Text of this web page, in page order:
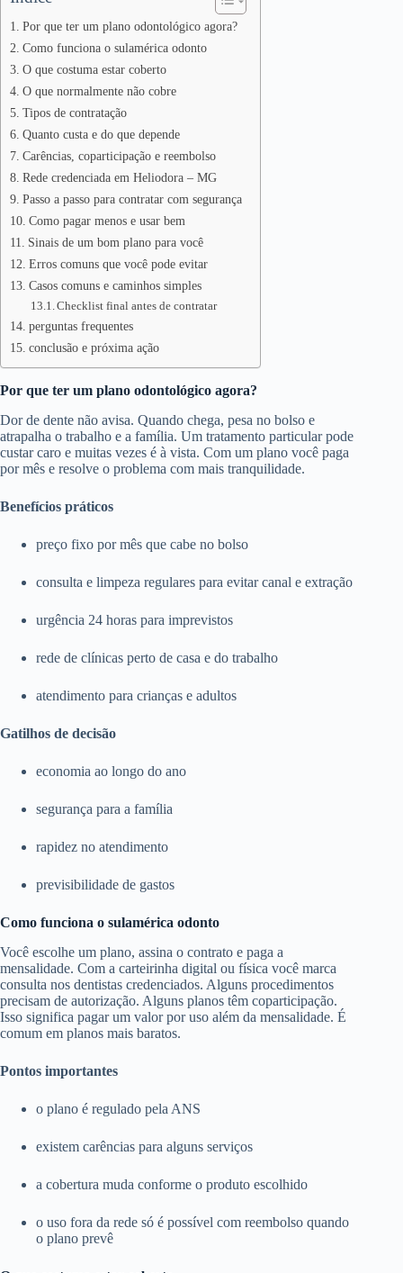
Por que ter um plano odontológico agora?
Como funciona o sulamérica odonto
O que costuma estar coberto
O que normalmente não cobre
Tipos de contratação
Quanto custa e do que depende
Carências, coparticipação e reembolso
Rede credenciada em Heliodora – MG
Passo a passo para contratar com segurança
Como pagar menos e usar bem
Sinais de um bom plano para você
Erros comuns que você pode evitar
Casos comuns e caminhos simples
Checklist final antes de contratar
perguntas frequentes
conclusão e próxima ação
Por que ter um plano odontológico agora?
Dor de dente não avisa. Quando chega, pesa no bolso e
atrapalha o trabalho e a família. Um tratamento particular pode
custar caro e muitas vezes é à vista. Com um plano você paga
por mês e resolve o problema com mais tranquilidade.
Benefícios práticos
preço fixo por mês que cabe no bolso
consulta e limpeza regulares para evitar canal e extração
urgência 24 horas para imprevistos
rede de clínicas perto de casa e do trabalho
atendimento para crianças e adultos
Gatilhos de decisão
economia ao longo do ano
segurança para a família
rapidez no atendimento
previsibilidade de gastos
Como funciona o sulamérica odonto
Você escolhe um plano, assina o contrato e paga a
mensalidade. Com a carteirinha digital ou física você marca
consulta nos dentistas credenciados. Alguns procedimentos
precisam de autorização. Alguns planos têm coparticipação.
Isso significa pagar um valor por uso além da mensalidade. É
comum em planos mais baratos.
Pontos importantes
o plano é regulado pela ANS
existem carências para alguns serviços
a cobertura muda conforme o produto escolhido
o uso fora da rede só é possível com reembolso quando
o plano prevê